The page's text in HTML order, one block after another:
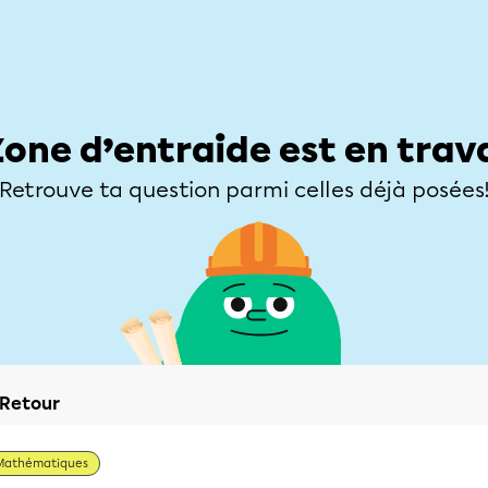
d’entraide est en
Retrouve ta question parmi celles déjà
Retour